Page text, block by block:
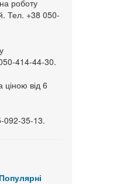
роботу
Тел. +38 050-
414-44-30.
від 6
092-35-13.
Популярні